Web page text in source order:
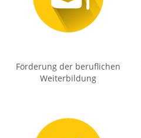
Förderung der beruflichen
Weiterbildung